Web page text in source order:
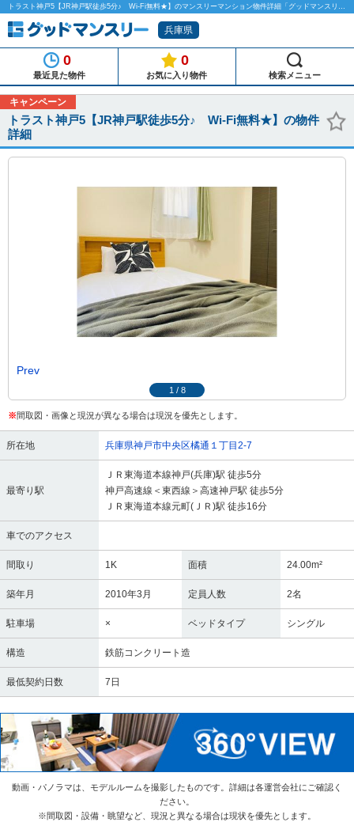
トラスト神戸5【JR神戸駅徒歩5分♪ Wi-Fi無料★】のマンスリーマンション物件詳細「グッドマンスリー」
兵庫県
0
最近見た物件
0
お気に入り物件 検索メニュー
キャンペーン
トラスト神戸5【JR神戸駅徒歩5分♪ Wi-Fi無料★】の物件
詳細
Prev
1 / 8
※間取図・画像と現況が異なる場合は現況を優先とします。
所在地 兵庫県神戸市中央区橘通１丁目2-7
最寄り駅
ＪＲ東海道本線神戸(兵庫)駅 徒歩5分
神戸高速線＜東西線＞高速神戸駅 徒歩5分
ＪＲ東海道本線元町(ＪＲ)駅 徒歩16分
車でのアクセス
間取り 1K 面積 24.00m²
築年月 2010年3月 定員人数 2名
駐車場 × ベッドタイプ シングル
構造 鉄筋コンクリート造
最低契約日数 7日
動画・パノラマは、モデルルームを撮影したものです。詳細は各運営会社にご確認く
ださい。
※間取図・設備・眺望など、現況と異なる場合は現状を優先とします。